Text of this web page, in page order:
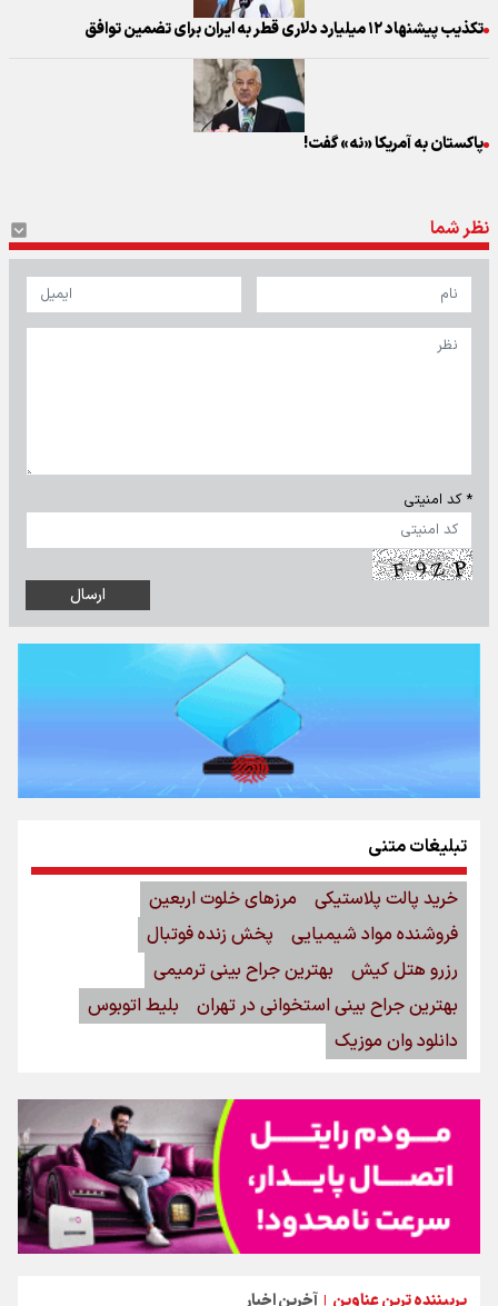
تکذیب پیشنهاد ۱۲ میلیارد دلاری قطر به ایران برای تضمین توافق
پاکستان به آمریکا «نه» گفت!
نظر شما
* کد امنیتی
پربیننده ترین عناوین | آخرین اخبار
تبلیغات متنی
خرید پالت پلاستیکی
مرزهای خلوت اربعین
فروشنده مواد شیمیایی
پخش زنده فوتبال
رزرو هتل کیش
بهترین جراح بینی ترمیمی
بهترین جراح بینی استخوانی در تهران
بلیط اتوبوس
دانلود وان موزیک